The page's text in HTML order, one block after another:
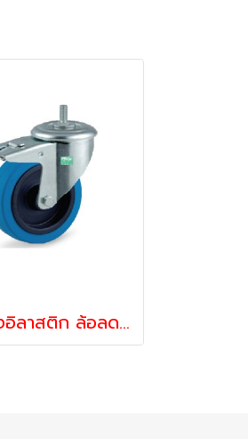
ลูกล้อยางอิลาสติก ล้อลดเสียง ล้อลดแรงสั่นสะเทือน รับน้ำหนัก 160-375 กก.ล้อขาสกรูเบรก รุ่น UFR ยี่ห้อ TENTE 12851,12875